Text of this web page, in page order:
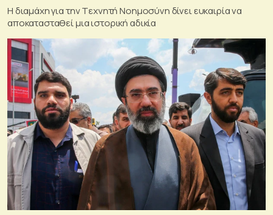
Η διαμάχη για την Tεχνητή Nοημοσύνη δίνει ευκαιρία να
αποκατασταθεί μια ιστορική αδικία